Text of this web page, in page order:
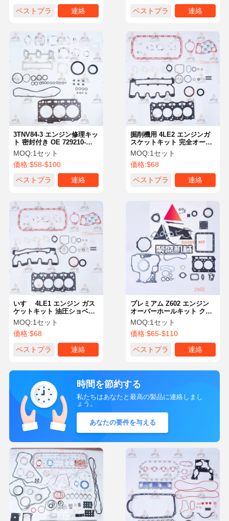
ベストプラ
連絡
ベストプラ
連絡
3TNV84-3 エンジン修理キッ
ト 密封付き OE 729210-
92600 729210-92780
MOQ:1セット
価格:$58-$100
ベストプラ
連絡
掘削機用 4LE2 エンジンガ
スケットキット 完全オーバ
ーホールセット いすゞ 掘削
機 エンジン部品
MOQ:1セット
価格:$68
ベストプラ
連絡
いすゞ 4LE1 エンジン ガス
ケットキット 油圧ショベル
用 オーバーホールセット い
すゞ油圧ショベル エンジン
部品
MOQ:1セット
価格:$68
ベストプラ
連絡
プレミアム Z602 エンジン
オーバーホールキット クボ
タエンジン部品用 OE
1G641-99350
MOQ:1セット
価格:$65-$110
ベストプラ
連絡
時間を節約する
私たちはあなたと最高の製品に連絡しまし
ょう。
あなたの要件を与える